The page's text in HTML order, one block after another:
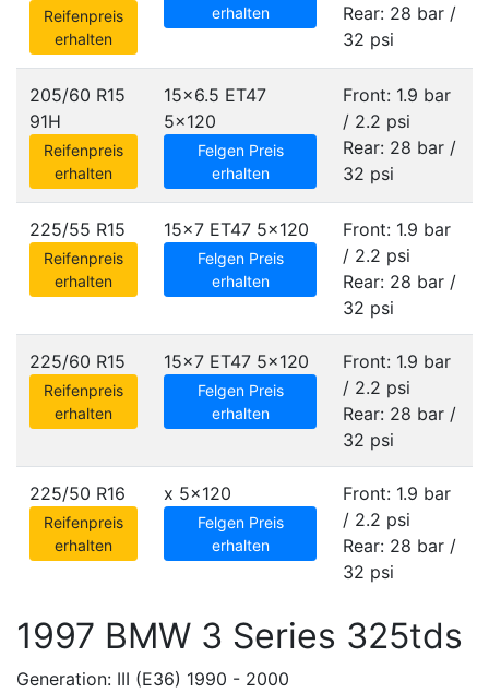
Reifenpreis
erhalten
erhalten
Rear: 28 bar /
32 psi
205/60 R15
91H
Reifenpreis
erhalten
15x6.5 ET47
5x120
Felgen Preis
erhalten
Front: 1.9 bar
/ 2.2 psi
Rear: 28 bar /
32 psi
225/55 R15
Reifenpreis
erhalten
15x7 ET47 5x120
Felgen Preis
erhalten
Front: 1.9 bar
/ 2.2 psi
Rear: 28 bar /
32 psi
225/60 R15
Reifenpreis
erhalten
15x7 ET47 5x120
Felgen Preis
erhalten
Front: 1.9 bar
/ 2.2 psi
Rear: 28 bar /
32 psi
225/50 R16
Reifenpreis
erhalten
x 5x120
Felgen Preis
erhalten
Front: 1.9 bar
/ 2.2 psi
Rear: 28 bar /
32 psi
1997 BMW 3 Series 325tds
Generation: III (E36) 1990 - 2000